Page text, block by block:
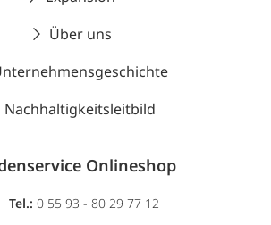
Über uns
Nachhaltigkeitsleitbild
Onlineshop
Tel.: 0 55 93 - 80 29 77 12